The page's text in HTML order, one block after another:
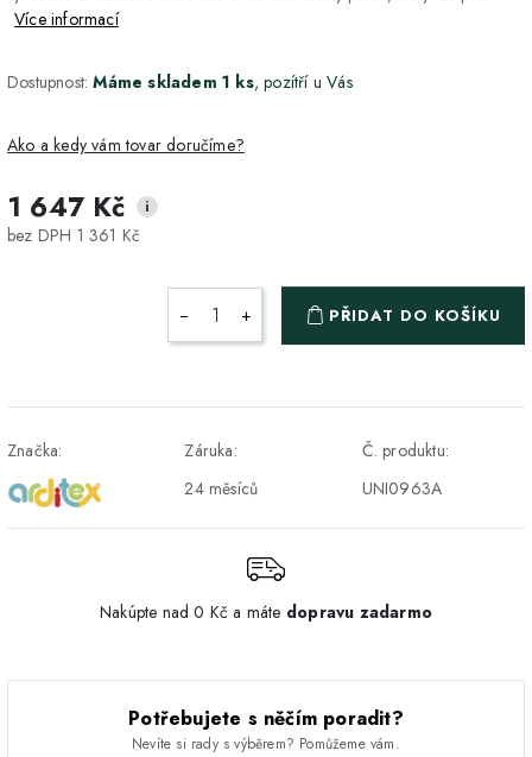
Více informací
Dostupnost:Máme skladem 1 ks, pozítří u Vás
Ako a kedy vám tovar doručíme?
DPD Home - doručenie
na adresu
DPD - Odberné miesto
1-2 pracovné dni ZDARMA
1 647 Kč i
bez DPH 1 361 Kč
− + PŘIDAT DO KOŠÍKU
Značka:
Záruka:
24 měsíců
Č. produktu:
UNI0963A
Nakúpte nad 0 Kč a máte dopravu zadarmo
Potřebujete s něčím poradit?
Nevíte si rady s výběrem? Pomůžeme vám.